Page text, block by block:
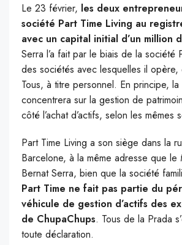
Le 23 février, les deux
société Part Time Living au
avec un capital initial d’un million
Serra l’a fait par le biais de la société
des sociétés avec lesquelles il opère,
Tous, à titre personnel. En principe,
concentrera sur la gestion de
côté l’achat d’actifs, selon les mêmes
Part Time Living a son siège dans la
Barcelone, à la même adresse que le
Bernat Serra, bien que la société
Part Time ne fait pas partie du
véhicule de gestion d’actifs des
de ChupaChups. Tous de la Prada
toute déclaration.